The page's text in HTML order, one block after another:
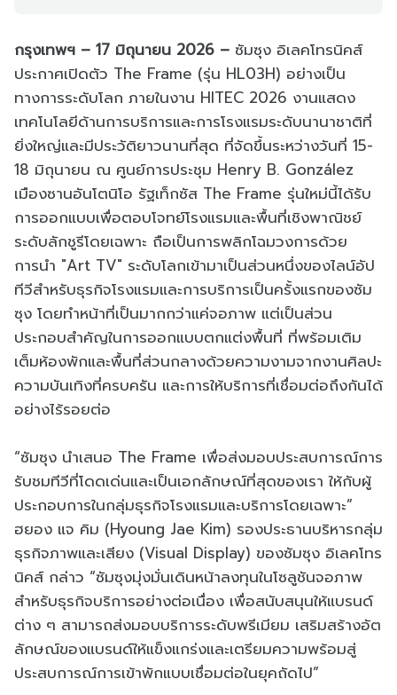
กรุงเทพฯ – 17 มิถุนายน 2026 – ซัมซุง อิเลคโทรนิคส์
ประกาศเปิดตัว The Frame (รุ่น HL03H) อย่างเป็น
ทางการระดับโลก ภายในงาน HITEC 2026 งานแสดง
เทคโนโลยีด้านการบริการและการโรงแรมระดับนานาชาติที่
ยิ่งใหญ่และมีประวัติยาวนานที่สุด ที่จัดขึ้นระหว่างวันที่ 15-
18 มิถุนายน ณ ศูนย์การประชุม Henry B. González
เมืองซานอันโตนิโอ รัฐเท็กซัส The Frame รุ่นใหม่นี้ได้รับ
การออกแบบเพื่อตอบโจทย์โรงแรมและพื้นที่เชิงพาณิชย์
ระดับลักชูรีโดยเฉพาะ ถือเป็นการพลิกโฉมวงการด้วย
การนำ "Art TV" ระดับโลกเข้ามาเป็นส่วนหนึ่งของไลน์อัป
ทีวีสำหรับธุรกิจโรงแรมและการบริการเป็นครั้งแรกของซัม
ซุง โดยทำหน้าที่เป็นมากกว่าแค่จอภาพ แต่เป็นส่วน
ประกอบสำคัญในการออกแบบตกแต่งพื้นที่ ที่พร้อมเติม
เต็มห้องพักและพื้นที่ส่วนกลางด้วยความงามจากงานศิลปะ
ความบันเทิงที่ครบครัน และการให้บริการที่เชื่อมต่อถึงกันได้
อย่างไร้รอยต่อ
“ซัมซุง นำเสนอ The Frame เพื่อส่งมอบประสบการณ์การ
รับชมทีวีที่โดดเด่นและเป็นเอกลักษณ์ที่สุดของเรา ให้กับผู้
ประกอบการในกลุ่มธุรกิจโรงแรมและบริการโดยเฉพาะ”
ฮยอง แจ คิม (Hyoung Jae Kim) รองประธานบริหารกลุ่ม
ธุรกิจภาพและเสียง (Visual Display) ของซัมซุง อิเลคโทร
นิคส์ กล่าว “ซัมซุงมุ่งมั่นเดินหน้าลงทุนในโซลูชันจอภาพ
สำหรับธุรกิจบริการอย่างต่อเนื่อง เพื่อสนับสนุนให้แบรนด์
ต่าง ๆ สามารถส่งมอบบริการระดับพรีเมียม เสริมสร้างอัต
ลักษณ์ของแบรนด์ให้แข็งแกร่งและเตรียมความพร้อมสู่
ประสบการณ์การเข้าพักแบบเชื่อมต่อในยุคถัดไป”